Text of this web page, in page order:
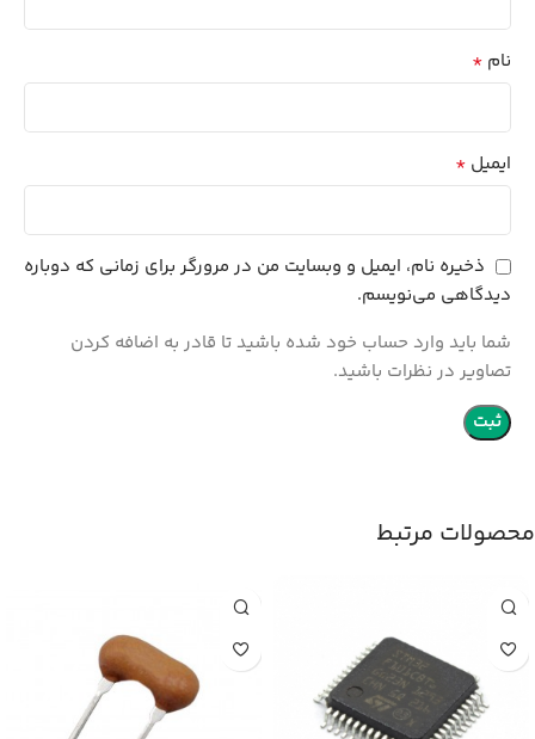
نام *
ایمیل *
ذخیره نام، ایمیل و وبسایت من در مرورگر برای زمانی که دوباره
دیدگاهی می‌نویسم.
شما باید وارد حساب خود شده باشید تا قادر به اضافه کردن
تصاویر در نظرات باشید.
محصولات مرتبط